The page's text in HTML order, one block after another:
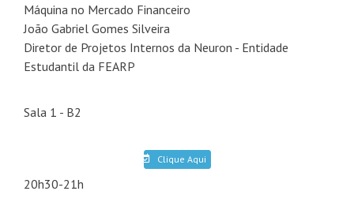
Máquina no Mercado Financeiro
João Gabriel Gomes Silveira
Diretor de Projetos Internos da Neuron - Entidade
Estudantil da FEARP
Sala 1 - B2
Clique Aqui
20h30-21h